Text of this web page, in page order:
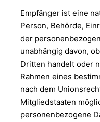
Empfänger ist eine
Person, Behörde,
der
unabhängig davon,
Dritten handelt oder
Rahmen eines
nach dem
Mitgliedstaaten
personenbezogene